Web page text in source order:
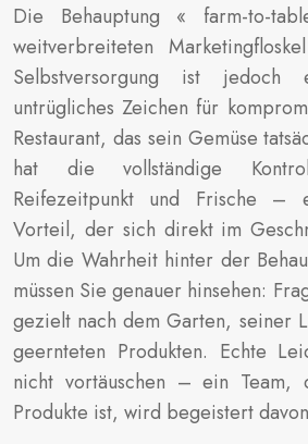
Die Behauptung « farm-to-
weitverbreiteten
Selbstversorgung ist jedoch
untrügliches Zeichen für
Restaurant, das sein Gemüse
hat die vollständige
Reifezeitpunkt und Frische –
Vorteil, der sich direkt im
Um die Wahrheit hinter der
müssen Sie genauer hinsehen:
gezielt nach dem Garten, seiner
geernteten Produkten. Echte
nicht vortäuschen – ein Team,
Produkte ist, wird begeistert